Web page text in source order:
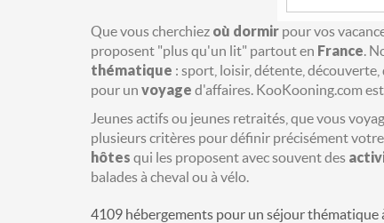
Que vous cherchiez où dormir pour vos
proposent "plus qu'un lit" partout en France.
thématique : sport, loisir, détente,
pour un voyage d'affaires. KooKooning.com
Jeunes actifs ou jeunes retraités, que vous
plusieurs critères pour définir précisément votre
hôtes qui les proposent avec souvent des
balades à cheval ou à vélo.
4109 hébergements pour un séjour thématique